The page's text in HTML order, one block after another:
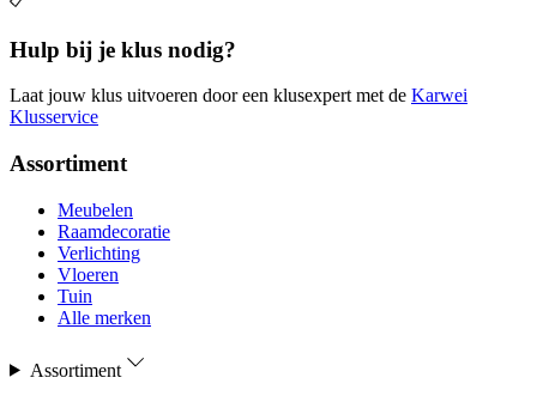
Hulp bij je klus nodig?
Laat jouw klus uitvoeren door een klusexpert met de Karwei
Klusservice
Assortiment
Meubelen
Raamdecoratie
Verlichting
Vloeren
Tuin
Alle merken
Assortiment